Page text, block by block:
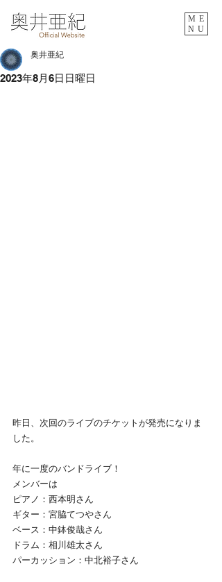
ME
NU
2023年8月6日日曜日
奥井亜紀
昨日、次回のライブのチケットが発売になりま
した。
年に一度のバンドライブ！
メンバーは
ピアノ：西本明さん
ギター：宮脇てつやさん
ベース：中鉢俊哉さん
ドラム：相川雄太さん
パーカッション：中北裕子さん